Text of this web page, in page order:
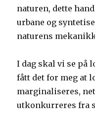
naturen, dette
urbane og
naturens
I dag skal vi se på
fått det for meg at
marginaliseres,
utkonkurreres fra